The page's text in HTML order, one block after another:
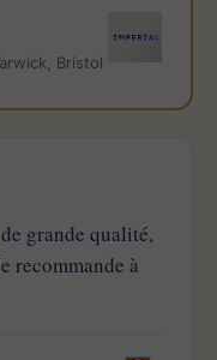
Bristol
grande qualité,
recommande à